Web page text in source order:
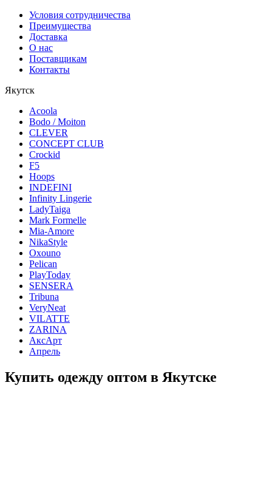
Условия сотрудничества
Преимущества
Доставка
О нас
Поставщикам
Контакты
Якутск
Acoola
Bodo / Moiton
CLEVER
CONCEPT CLUB
Crockid
F5
Hoops
INDEFINI
Infinity Lingerie
LadyTaiga
Mark Formelle
Mia-Amore
NikaStyle
Oxouno
Pelican
PlayToday
SENSERA
Tribuna
VeryNeat
VILATTE
ZARINA
АксАрт
Апрель
Купить одежду оптом в Якутске